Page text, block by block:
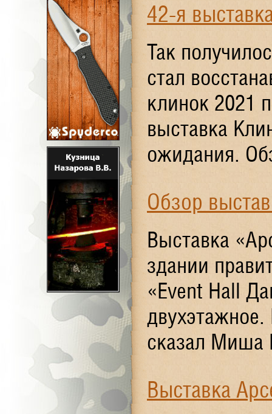
42-я
Так
стал
клинок 2021
выставка
ожидания.
Обзор
Выставка
здании
«Event Hall
сказал Миша
Выставка